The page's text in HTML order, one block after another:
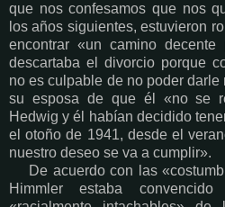
que nos confesamos que nos
los años siguientes, estuvieron
encontrar «un camino decente
descartaba el divorcio porque
no es culpable de no poder
su esposa de que él «no se
Hedwig y él habían decidido
el otoño de 1941, desde el
nuestro deseo se va a cumplir».
De acuerdo con las
Himmler estaba